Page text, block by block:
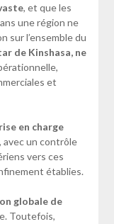
, et que les
une région ne
sur l’ensemble du
de Kinshasa, ne
et
en charge
, avec un contrôle
vers ces
établies.
globale de
Toutefois,